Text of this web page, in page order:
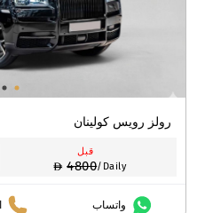
رولز رويس كولينان
قبل
4800/Daily
واتساب